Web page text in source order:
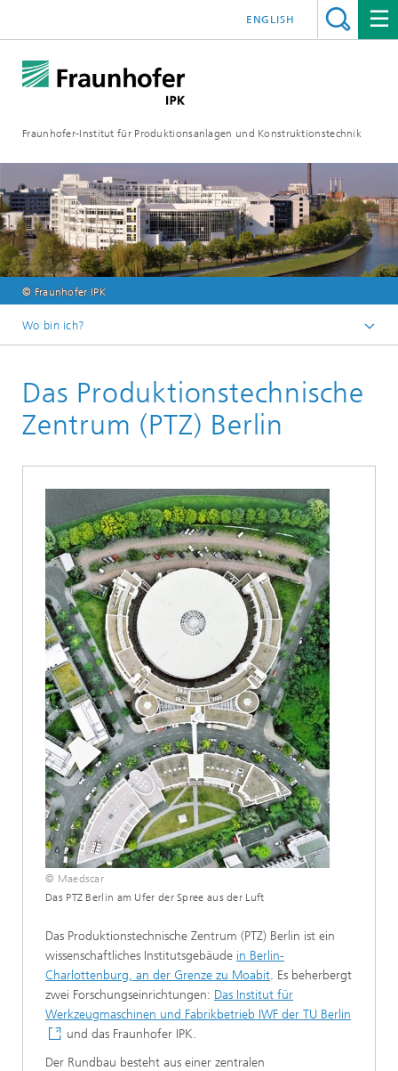
Fraunhofer-Institut für Produktionsanlagen und Konstruktionstechnik
ENGLISH
© Fraunhofer IPK
Wo bin ich?
Über uns
Unser Standort
Das Produktionstechnische
Zentrum (PTZ) Berlin
© Maedscar
Das PTZ Berlin am Ufer der Spree aus der Luft
Das Produktionstechnische Zentrum (PTZ) Berlin ist ein
wissenschaftliches Institutsgebäude in Berlin-
Charlottenburg, an der Grenze zu Moabit. Es beherbergt
zwei Forschungseinrichtungen: Das Institut für
Werkzeugmaschinen und Fabrikbetrieb IWF der TU Berlin
und das Fraunhofer IPK.
Der Rundbau besteht aus einer zentralen